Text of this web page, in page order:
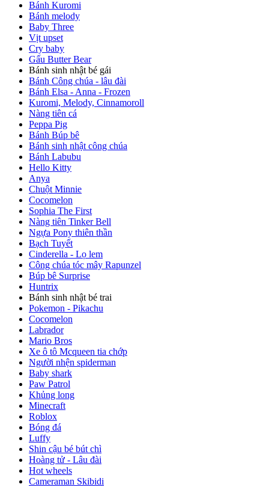
Bánh Kuromi
Bánh melody
Baby Three
Vịt upset
Cry baby
Gấu Butter Bear
Bánh sinh nhật bé gái
Bánh Công chúa - lâu đài
Bánh Elsa - Anna - Frozen
Kuromi, Melody, Cinnamoroll
Nàng tiên cá
Peppa Pig
Bánh Búp bê
Bánh sinh nhật công chúa
Bánh Labubu
Hello Kitty
Anya
Chuột Minnie
Cocomelon
Sophia The First
Nàng tiên Tinker Bell
Ngựa Pony thiên thần
Bạch Tuyết
Cinderella - Lọ lem
Công chúa tóc mây Rapunzel
Búp bê Surprise
Huntrix
Bánh sinh nhật bé trai
Pokemon - Pikachu
Cocomelon
Labrador
Mario Bros
Xe ô tô Mcqueen tia chớp
Người nhện spiderman
Baby shark
Paw Patrol
Khủng long
Minecraft
Roblox
Bóng đá
Luffy
Shin cậu bé bút chì
Hoàng tử - Lâu đài
Hot wheels
Cameraman Skibidi